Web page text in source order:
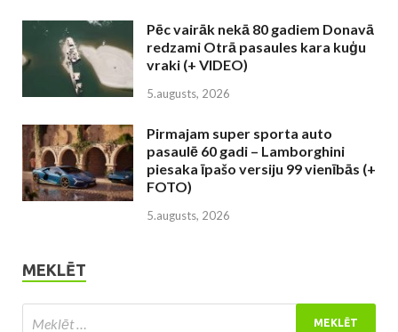
Pēc vairāk nekā 80 gadiem Donavā
redzami Otrā pasaules kara kuģu
vraki (+ VIDEO)
5.augusts, 2026
Pirmajam super sporta auto
pasaulē 60 gadi – Lamborghini
piesaka īpašo versiju 99 vienībās (+
FOTO)
5.augusts, 2026
MEKLĒT